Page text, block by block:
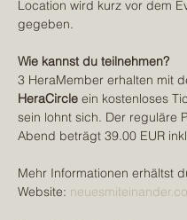
Location wird kurz vor dem
gegeben.
Wie kannst du teilnehmen?
3 HeraMember erhalten mit
HeraCircle ein kostenloses
sein lohnt sich. Der reguläre
Abend beträgt 39.00 EUR
Mehr Informationen erhältst
Website: